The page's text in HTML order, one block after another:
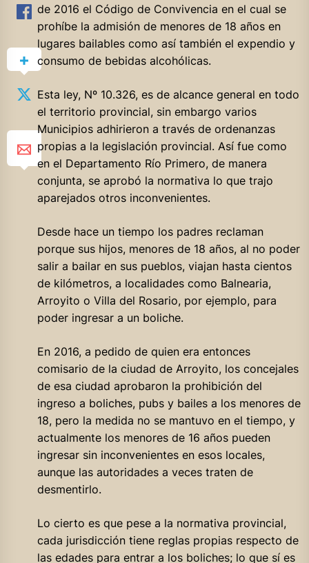
de 2016 el Código de Convivencia en el cual se
prohíbe la admisión de menores de 18 años en
lugares bailables como así también el expendio y
consumo de bebidas alcohólicas.
Esta ley, Nº 10.326, es de alcance general en todo
el territorio provincial, sin embargo varios
Municipios adhirieron a través de ordenanzas
propias a la legislación provincial. Así fue como
en el Departamento Río Primero, de manera
conjunta, se aprobó la normativa lo que trajo
aparejados otros inconvenientes.
Desde hace un tiempo los padres reclaman
porque sus hijos, menores de 18 años, al no poder
salir a bailar en sus pueblos, viajan hasta cientos
de kilómetros, a localidades como Balnearia,
Arroyito o Villa del Rosario, por ejemplo, para
poder ingresar a un boliche.
En 2016, a pedido de quien era entonces
comisario de la ciudad de Arroyito, los concejales
de esa ciudad aprobaron la prohibición del
ingreso a boliches, pubs y bailes a los menores de
18, pero la medida no se mantuvo en el tiempo, y
actualmente los menores de 16 años pueden
ingresar sin inconvenientes en esos locales,
aunque las autoridades a veces traten de
desmentirlo.
Lo cierto es que pese a la normativa provincial,
cada jurisdicción tiene reglas propias respecto de
las edades para entrar a los boliches; lo que sí es